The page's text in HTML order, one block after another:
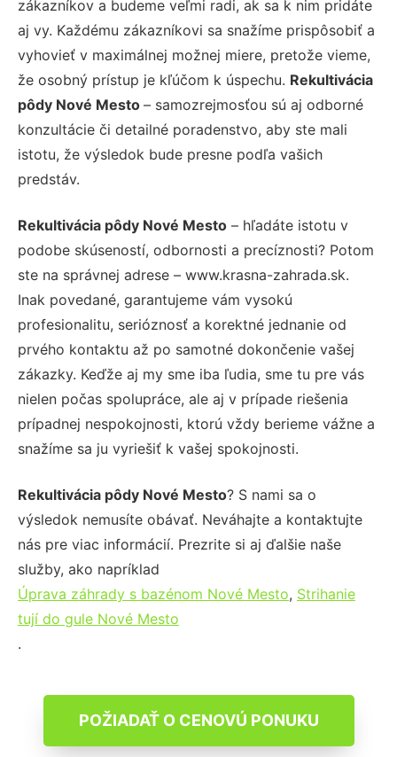
zákazníkov a budeme veľmi radi, ak sa k nim pridáte
aj vy. Každému zákazníkovi sa snažíme prispôsobiť a
vyhovieť v maximálnej možnej miere, pretože vieme,
že osobný prístup je kľúčom k úspechu. Rekultivácia
pôdy Nové Mesto – samozrejmosťou sú aj odborné
konzultácie či detailné poradenstvo, aby ste mali
istotu, že výsledok bude presne podľa vašich
predstáv.
Rekultivácia pôdy Nové Mesto – hľadáte istotu v
podobe skúseností, odbornosti a precíznosti? Potom
ste na správnej adrese – www.krasna-zahrada.sk.
Inak povedané, garantujeme vám vysokú
profesionalitu, serióznosť a korektné jednanie od
prvého kontaktu až po samotné dokončenie vašej
zákazky. Keďže aj my sme iba ľudia, sme tu pre vás
nielen počas spolupráce, ale aj v prípade riešenia
prípadnej nespokojnosti, ktorú vždy berieme vážne a
snažíme sa ju vyriešiť k vašej spokojnosti.
Rekultivácia pôdy Nové Mesto? S nami sa o
výsledok nemusíte obávať. Neváhajte a kontaktujte
nás pre viac informácií. Prezrite si aj ďalšie naše
služby, ako napríklad
Úprava záhrady s bazénom Nové Mesto, Strihanie
tují do gule Nové Mesto
.
POŽIADAŤ O CENOVÚ PONUKU